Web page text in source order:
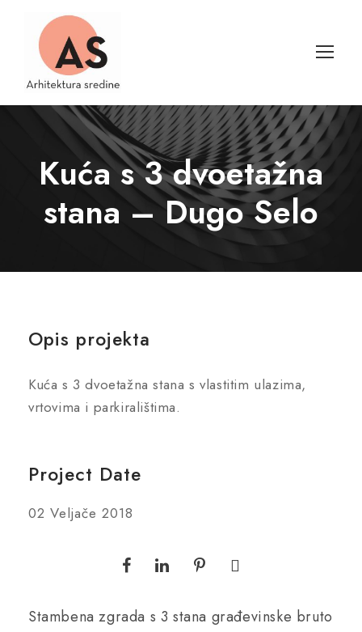
Kuća s 3 dvoetažna
stana – Dugo Selo
Opis projekta
Kuća s 3 dvoetažna stana s vlastitim ulazima,
vrtovima i parkiralištima.
Project Date
02 Veljače 2018
Stambena zgrada s 3 stana građevinske bruto